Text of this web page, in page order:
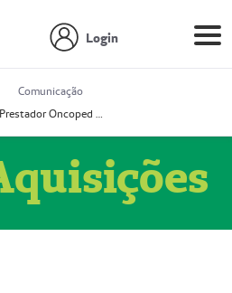
Login
Comunicação
Prestador Oncoped Serviços Médicos (51004335-0)